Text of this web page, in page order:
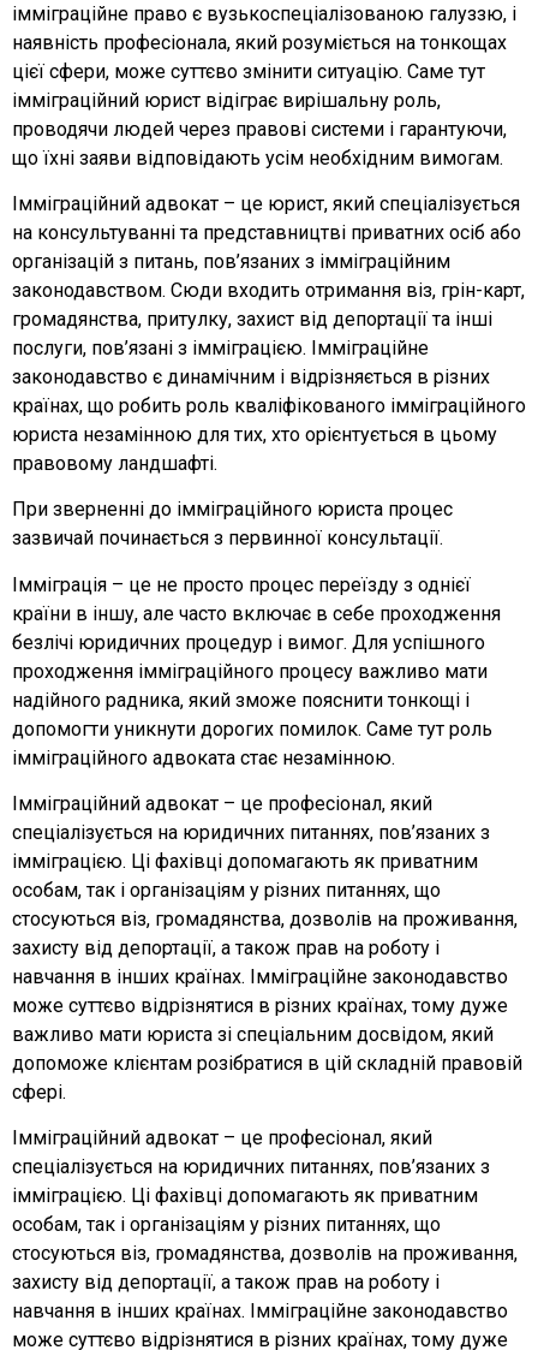
імміграційне право є вузькоспеціалізованою галуззю, і
наявність професіонала, який розуміється на тонкощах
цієї сфери, може суттєво змінити ситуацію. Саме тут
імміграційний юрист відіграє вирішальну роль,
проводячи людей через правові системи і гарантуючи,
що їхні заяви відповідають усім необхідним вимогам.
Імміграційний адвокат – це юрист, який спеціалізується
на консультуванні та представництві приватних осіб або
організацій з питань, пов’язаних з імміграційним
законодавством. Сюди входить отримання віз, грін-карт,
громадянства, притулку, захист від депортації та інші
послуги, пов’язані з імміграцією. Імміграційне
законодавство є динамічним і відрізняється в різних
країнах, що робить роль кваліфікованого імміграційного
юриста незамінною для тих, хто орієнтується в цьому
правовому ландшафті.
При зверненні до імміграційного юриста процес
зазвичай починається з первинної консультації.
Імміграція – це не просто процес переїзду з однієї
країни в іншу, але часто включає в себе проходження
безлічі юридичних процедур і вимог. Для успішного
проходження імміграційного процесу важливо мати
надійного радника, який зможе пояснити тонкощі і
допомогти уникнути дорогих помилок. Саме тут роль
імміграційного адвоката стає незамінною.
Імміграційний адвокат – це професіонал, який
спеціалізується на юридичних питаннях, пов’язаних з
імміграцією. Ці фахівці допомагають як приватним
особам, так і організаціям у різних питаннях, що
стосуються віз, громадянства, дозволів на проживання,
захисту від депортації, а також прав на роботу і
навчання в інших країнах. Імміграційне законодавство
може суттєво відрізнятися в різних країнах, тому дуже
важливо мати юриста зі спеціальним досвідом, який
допоможе клієнтам розібратися в цій складній правовій
сфері.
Імміграційний адвокат – це професіонал, який
спеціалізується на юридичних питаннях, пов’язаних з
імміграцією. Ці фахівці допомагають як приватним
особам, так і організаціям у різних питаннях, що
стосуються віз, громадянства, дозволів на проживання,
захисту від депортації, а також прав на роботу і
навчання в інших країнах. Імміграційне законодавство
може суттєво відрізнятися в різних країнах, тому дуже